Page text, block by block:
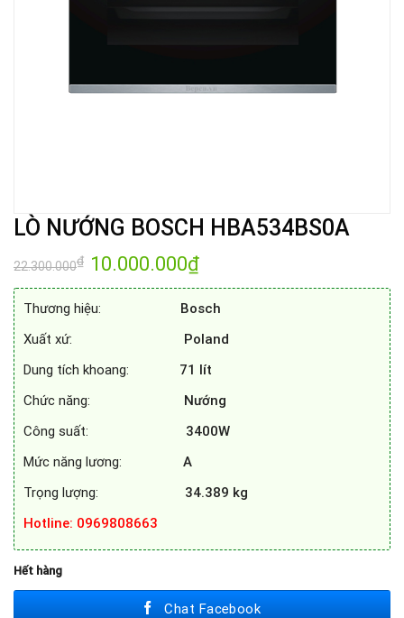
LÒ NƯỚNG BOSCH HBA534BS0A
22.300.000₫ Giá
gốc
là:
10.000.000₫Giá
tại
10.000.000₫.
Thương hiệu: Bosch
Xuất xứ:
Poland
Dung tích khoang:
71 lít
Chức năng: Nướng
Công suất:
3400W
Mức năng lương: A
Trọng lượng: 34.389 kg
Hotline: 0969808663
Hết hàng
Chat Facebook